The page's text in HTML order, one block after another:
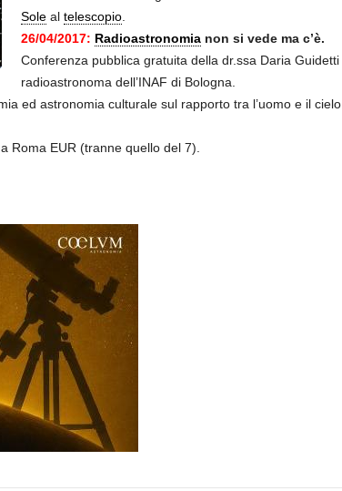
Soleal telescopio.
26/04/2017: Radioastronomianon si vede ma c’è.
Conferenza pubblica gratuita della dr.ssa Daria Guidetti
radioastronoma dell’INAF di Bologna.
ed astronomia culturale sul rapporto tra l’uomo e il cielo.
Roma EUR (tranne quello del 7).